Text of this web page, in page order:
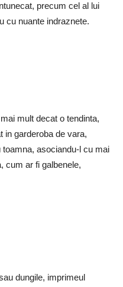
precum cel al lui
cu nuante indraznete.
mult decat o tendinta,
in garderoba de vara,
asociandu-l cu mai
cum ar fi galbenele,
dungile, imprimeul